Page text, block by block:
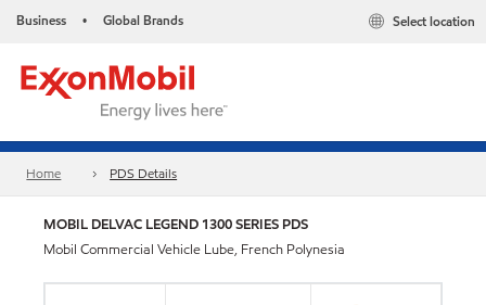
Business • Global Brands Select location
Home PDS Details
MOBIL DELVAC LEGEND 1300 SERIES PDS
Mobil Commercial Vehicle Lube, French Polynesia